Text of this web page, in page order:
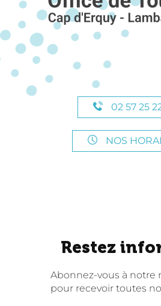
02 57 25
NOS
Restez
Abonnez-vous à notre
pour recevoir toutes